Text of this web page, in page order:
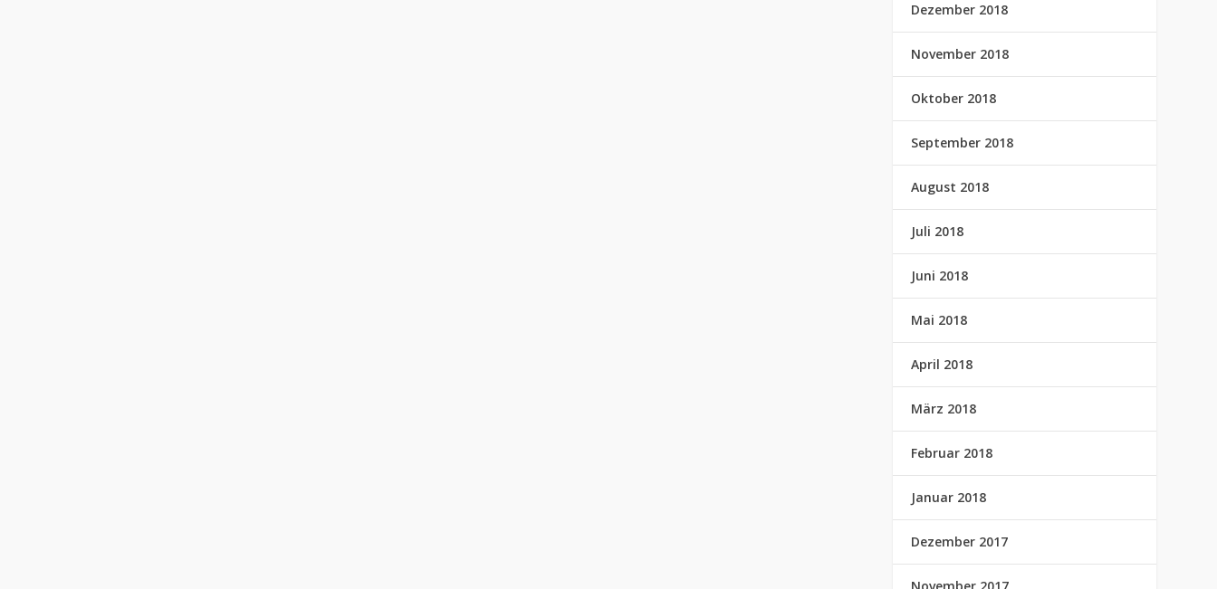
Dezember 2018
November 2018
Oktober 2018
September 2018
August 2018
Juli 2018
Juni 2018
Mai 2018
April 2018
März 2018
Februar 2018
Januar 2018
Dezember 2017